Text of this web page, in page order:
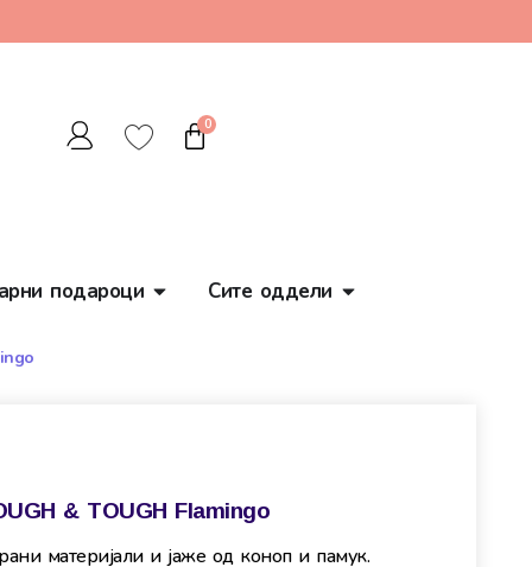
0
подароци Сите оддели
& TOUGH Flamingo
материјали и јаже од коноп и памук.